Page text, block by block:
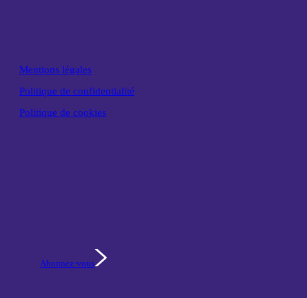
Mentions légales
Politique de confidentialité
Politique de cookies
Abonnez-vous